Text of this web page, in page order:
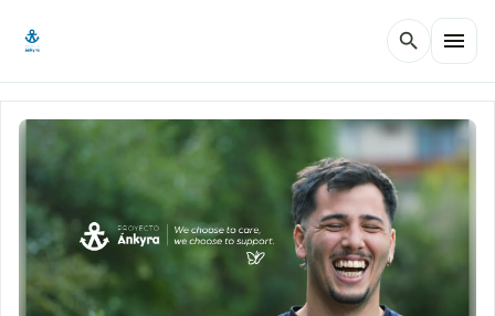
search menu